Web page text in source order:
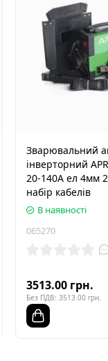
Зварювальний
інверторний
20-140А ел 4мм 2,5+1.5м +
набір кабелів
В наявності
065270
3513.00 грн.
Без ПДВ: 3513.00 грн.